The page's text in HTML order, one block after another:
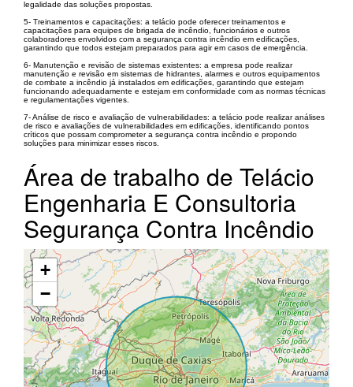
legalidade das soluções propostas.
5- Treinamentos e capacitações: a telácio pode oferecer treinamentos e
capacitações para equipes de brigada de incêndio, funcionários e outros
colaboradores envolvidos com a segurança contra incêndio em edificações,
garantindo que todos estejam preparados para agir em casos de emergência.
6- Manutenção e revisão de sistemas existentes: a empresa pode realizar
manutenção e revisão em sistemas de hidrantes, alarmes e outros equipamentos
de combate a incêndio já instalados em edificações, garantindo que estejam
funcionando adequadamente e estejam em conformidade com as normas técnicas
e regulamentações vigentes.
7- Análise de risco e avaliação de vulnerabilidades: a telácio pode realizar análises
de risco e avaliações de vulnerabilidades em edificações, identificando pontos
críticos que possam comprometer a segurança contra incêndio e propondo
soluções para minimizar esses riscos.
Área de trabalho de Telácio
Engenharia E Consultoria
Segurança Contra Incêndio
+
−